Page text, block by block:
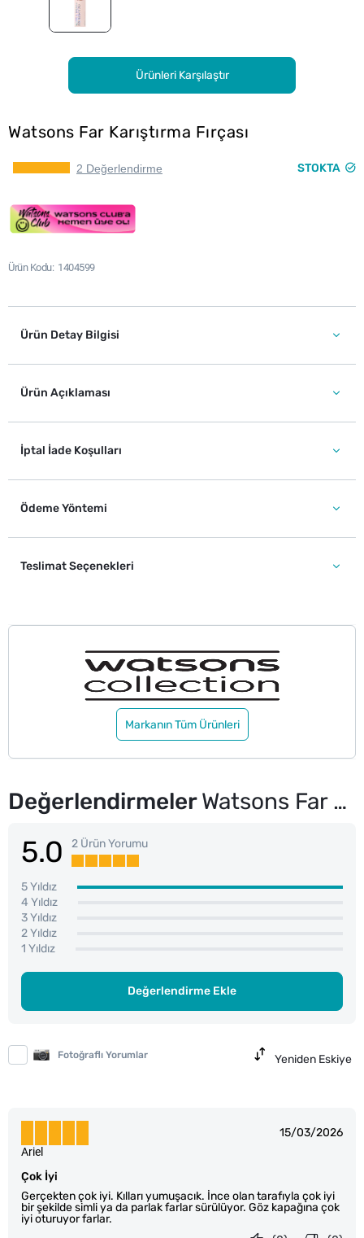
Ürünleri Karşılaştır
Watsons Far Karıştırma Fırçası
2 Değerlendirme STOKTA
Ürün Kodu 1404599
Ürün Detay Bilgisi
Ürün Açıklaması
İptal İade Koşulları
Ödeme Yöntemi
Teslimat Seçenekleri
Markanın Tüm Ürünleri
DeğerlendirmelerWatsons Far Karıştırma Fırçası
5.0 2 Ürün Yorumu
5 Yıldız
4 Yıldız
3 Yıldız
2 Yıldız
1 Yıldız
Değerlendirme Ekle
Fotoğraflı Yorumlar Yeniden Eskiye
15/03/2026
Çok İyi
Gerçekten çok iyi. Kılları yumuşacık. İnce olan tarafıyla çok iyi
bir şekilde simli ya da parlak farlar sürülüyor. Göz kapağına çok
iyi oturuyor farlar.
Ariel